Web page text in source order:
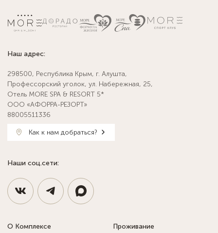
Наш адрес:
298500, Республика Крым, г. Алушта,
Профессорский уголок, ул. Набережная, 25,
Отель MORE SPA & RESORT 5*
ООО «АФОРРА-РЕЗОРТ»
88005511336
Как к нам добраться?
Наши соц.сети:
О Комплексе Проживание